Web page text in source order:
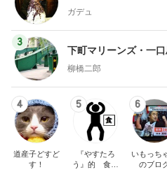
ガデュ
3
下町マリーンズ・一
柳橋二郎
4
道産子どすど
す！
5
『やすたろ
う』的 食の
6
いもっち
のブロ